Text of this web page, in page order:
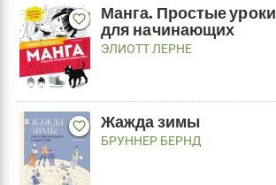
favorite_border
Манга. Простые уроки
для начинающих
ЭЛИОТТ ЛЕРНЕ
favorite_border Жажда зимы
БРУННЕР БЕРНД